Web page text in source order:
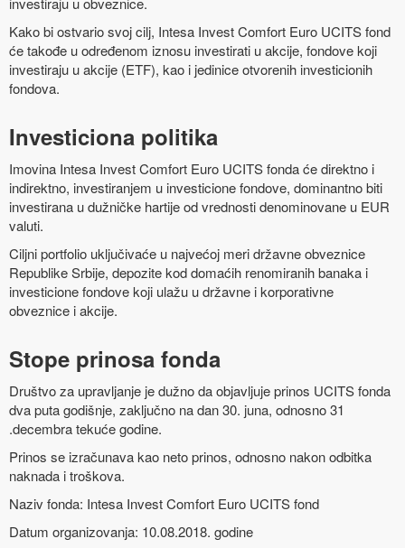
Kako bi ostvario svoj cilj, Intesa Invest Comfort Euro UCITS fond
će takođe u određenom iznosu investirati u akcije, fondove koji
investiraju u akcije (ETF), kao i jedinice otvorenih investicionih
fondova.
Investiciona politika
Imovina Intesa Invest Comfort Euro UCITS fonda će direktno i
indirektno, investiranjem u investicione fondove, dominantno biti
investirana u dužničke hartije od vrednosti denominovane u EUR
valuti.
Ciljni portfolio uključivaće u najvećoj meri državne obveznice
Republike Srbije, depozite kod domaćih renomiranih banaka i
investicione fondove koji ulažu u državne i korporativne
obveznice i akcije.
Stope prinosa fonda
Društvo za upravljanje je dužno da objavljuje prinos UCITS fonda
dva puta godišnje, zaključno na dan 30. juna, odnosno 31
.decembra tekuće godine.
Prinos se izračunava kao neto prinos, odnosno nakon odbitka
naknada i troškova.
Naziv fonda: Intesa Invest Comfort Euro UCITS fond
Datum organizovanja: 10.08.2018. godine